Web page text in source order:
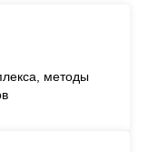
методы